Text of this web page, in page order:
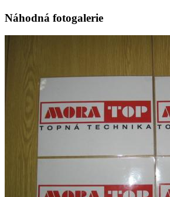
Náhodná fotogalerie